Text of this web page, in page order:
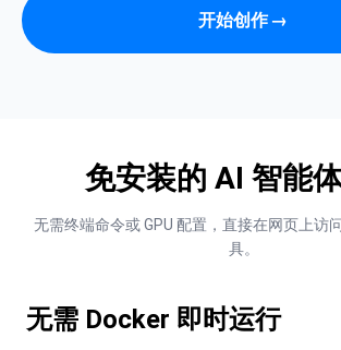
开始创作 →
免安装的 AI 智能
无需终端命令或 GPU 配置，直接在网页上访
具。
无需 Docker 即时运行